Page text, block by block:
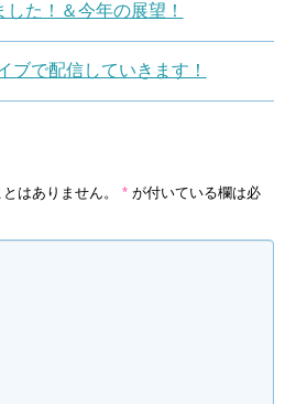
た！＆今年の展望！
ブで配信していきます！
はありません。 * が付いている欄は必